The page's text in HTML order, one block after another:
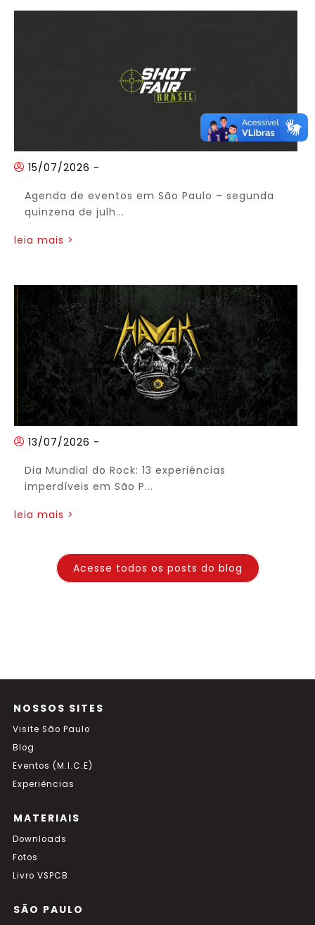
15/07/2026 -
Agenda de eventos em São Paulo – segunda
quinzena de julh...
leia mais >
13/07/2026 -
Dia Mundial do Rock: 13 experiências
imperdíveis em São P...
leia mais >
Acesse todos os posts do blog
NOSSOS SITES
Visite São Paulo
Blog
Eventos (M.I.C.E)
Experiências
MATERIAIS
Downloads
Fotos
Livro VSPCB
SÃO PAULO